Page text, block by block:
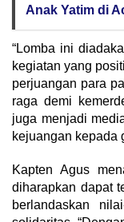
Anak Yatim di
“Lomba ini
kegiatan yang
perjuangan para
raga demi
juga menjadi
kejuangan kepada
‎Kapten Agus
diharapkan dapat
berlandaskan